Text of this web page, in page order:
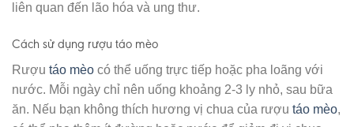
liên quan đến lão hóa và ung thư.
Cách sử dụng rượu táo mèo
Rượu táo mèo có thể uống trực tiếp hoặc pha loãng với
nước. Mỗi ngày chỉ nên uống khoảng 2-3 ly nhỏ, sau bữa
ăn. Nếu bạn không thích hương vị chua của rượu táo mèo,